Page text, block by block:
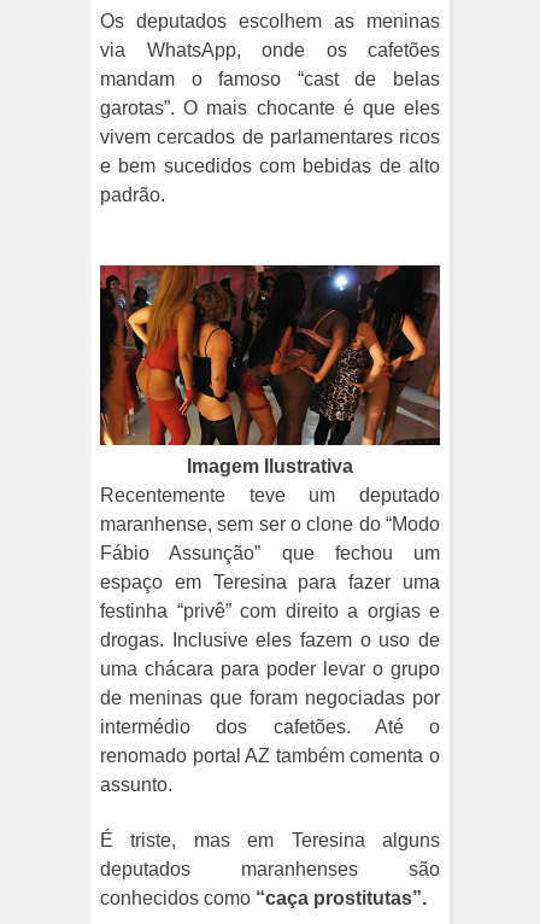
Os deputados escolhem as meninas
via WhatsApp, onde os cafetões
mandam o famoso “cast de belas
garotas”. O mais chocante é que eles
vivem cercados de parlamentares ricos
e bem sucedidos com bebidas de alto
padrão.
Imagem Ilustrativa
Recentemente teve um deputado
maranhense, sem ser o clone do “Modo
Fábio Assunção” que fechou um
espaço em Teresina para fazer uma
festinha “privê” com direito a orgias e
drogas. Inclusive eles fazem o uso de
uma chácara para poder levar o grupo
de meninas que foram negociadas por
intermédio dos cafetões. Até o
renomado portal AZ também comenta o
assunto.
É triste, mas em Teresina alguns
deputados maranhenses são
conhecidos como “caça prostitutas”.